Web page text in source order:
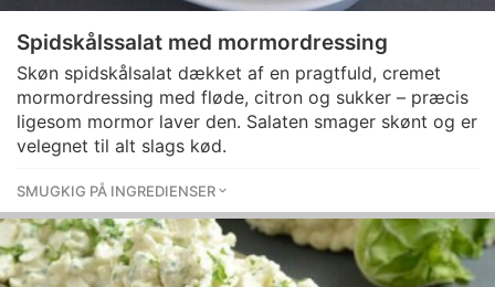
Spidskålssalat med mormordressing
Skøn spidskålsalat dækket af en pragtfuld, cremet
mormordressing med fløde, citron og sukker – præcis
ligesom mormor laver den. Salaten smager skønt og er
velegnet til alt slags kød.
SMUGKIG PÅ INGREDIENSER